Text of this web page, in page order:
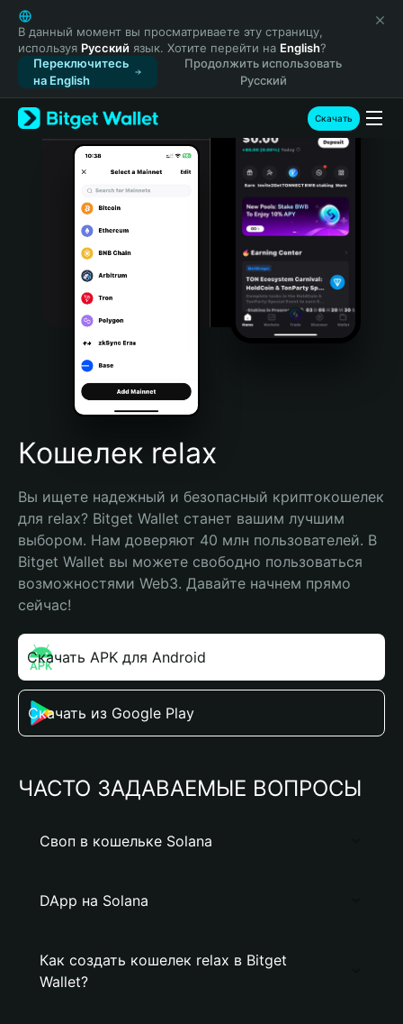
English
日本語
Tiếng Việt
Русский
Español (Latinoamérica)
Türkçe
Italiano
Português (Portugal)
Bahasa Indonesia
Português (Brasil)
Español (Argentina)
В данный момент вы просматриваете эту страницу,
используя Русский язык. Хотите перейти на English?
Переключитесь
на English
Продолжить использовать
Русский
Скачать
Кошелек relax
Вы ищете надежный и безопасный криптокошелек
для relax? Bitget Wallet станет вашим лучшим
выбором. Нам доверяют 40 млн пользователей. В
Bitget Wallet вы можете свободно пользоваться
возможностями Web3. Давайте начнем прямо
сейчас!
Скачать APK для Android
Скачать из Google Play
ЧАСТО ЗАДАВАЕМЫЕ ВОПРОСЫ
Своп в кошельке Solana
DApp на Solana
Как создать кошелек relax в Bitget
Wallet?